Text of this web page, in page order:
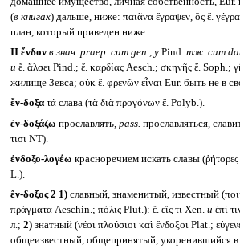
(в книгах) дальше, ниже: παιᾶνα ἔγραψεν, ὃς ἔ.
план, который приведен ниже.
II ἔνδον в знач. praep. cum gen., уPind. тж. cum
и ἔ. ἄλσει Pind.; ἔ. καρδίας Aesch.; σκηνῆς ἔ. Soph.;
жилище Зевса; οὐκ ἔ. φρενῶν εἶναι Eur. быть не в
ἔν-δοξα τά слава (τὰ διὰ προγόνων ἔ. Polyb.).
ἐν-δοξάζω прославлять, pass. прославляться,
τισι NT).
ἐνδοξο-λογέω красноречием искать славы
L.).
ἔν-δοξος 2 1)славный, знаменитый, известный
πράγματα Aeschin.; πόλις Plut.): ἔ. εἴς τι Xen. и ἐπί
л.; 2)знатный (νέοι πλούσιοι καὶ ἔνδοξοι Plat.;
общеизвестный, общепринятый, укоренившийся